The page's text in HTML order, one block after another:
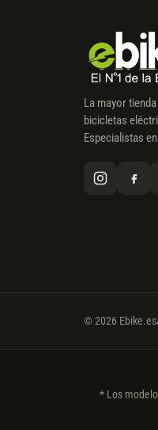
La mayor
bicicletas
Especialistas
© 2026 Ebike.es
* Los